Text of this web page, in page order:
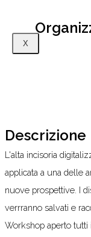
X
Descrizione
L'alta incisoria
applicata a una delle
nuove prospettive. I
verrranno salvati e
Workshop aperto tutti